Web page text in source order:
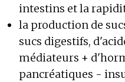
intestins et la
la production de
sucs digestifs,
médiateurs +
pancréatiques -